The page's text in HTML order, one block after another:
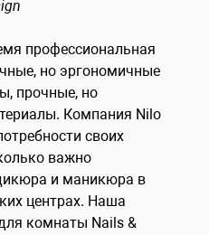
профессиональная
но эргономичные
прочные, но
Компания Nilo
своих
важно
и маникюра в
центрах. Наша
комнаты Nails &